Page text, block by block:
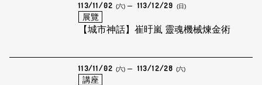
113/11/02 (六) 113/12/29 (日)
展覽
【城市神話】崔旴嵐 靈魂機械煉金術
113/11/02 (六) 113/12/28 (六)
講座